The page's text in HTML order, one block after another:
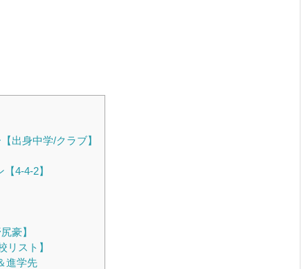
出身中学/クラブ】
4-4-2】
豪】
リスト】
進学先